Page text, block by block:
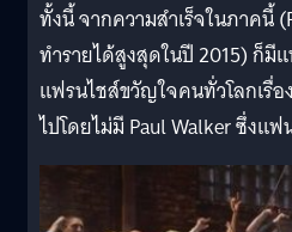
ทั้งนี้ จากความสำเร็จในภาคนี้
ทำรายได้สูงสุดในปี 2015) ก็มี
แฟรนไชส์ขวัญใจคนทั่วโลกเรื่
ไปโดยไม่มี Paul Walker ซึ่งแ